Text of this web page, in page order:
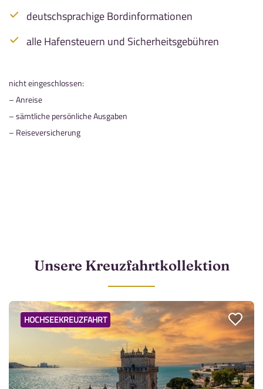
deutschsprachige Bordinformationen
alle Hafensteuern und Sicherheitsgebühren
nicht eingeschlossen:
– Anreise
– sämtliche persönliche Ausgaben
– Reiseversicherung
Unsere Kreuzfahrtkollektion
HOCHSEEKREUZFAHRT